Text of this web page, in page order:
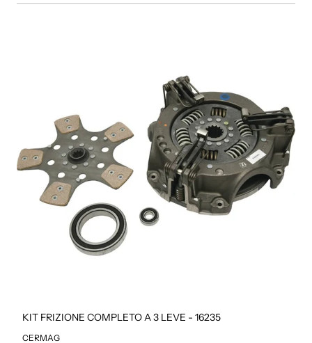
KIT FRIZIONE COMPLETO A 3 LEVE - 16235
CERMAG